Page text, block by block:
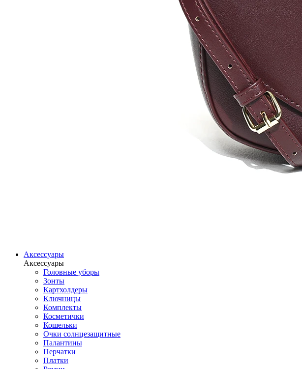
Аксессуары
Аксессуары
Головные уборы
Зонты
Картхолдеры
Ключницы
Комплекты
Косметички
Кошельки
Очки солнцезащитные
Палантины
Перчатки
Платки